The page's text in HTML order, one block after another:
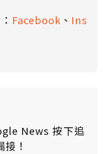
Facebook 、 Ins
News 按下追
！